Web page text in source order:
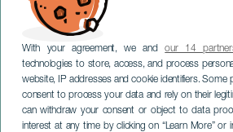
With your agreement, we andour 14
technologies to store, access, and process
website, IP addresses and cookie identifiers. Some
consent to process your data and rely on their
can withdraw your consent or object to data
interest at any time by clicking on “Learn More” or
TENERIFFA